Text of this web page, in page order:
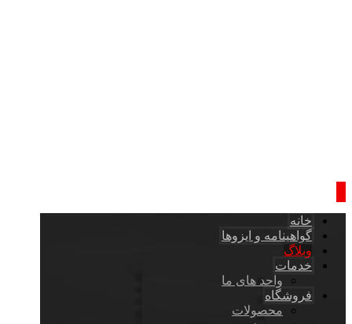
خانه
گواهینامه و ایزوها
وبلاگ
خدمات
واحد های ما
فروشگاه
محصولات